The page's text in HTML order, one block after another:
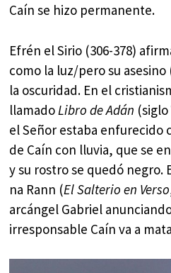
Caín se hizo permanente.
Efrén el Sirio (306-378)
como la luz/pero su
la oscuridad. En el
llamadoLibro deAdán (siglo
el Señor estaba enfurecido
de Caín con lluvia, que se
y su rostro se quedó negro.
na Rann (El Salterio en Verso
arcángel Gabriel
irresponsable Caín va a